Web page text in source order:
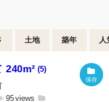
土地 築年 人
240m² (5)
95